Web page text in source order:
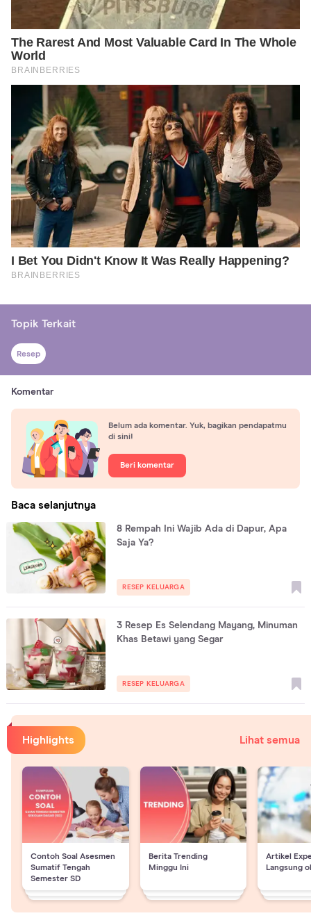
Topik Terkait
Resep
Komentar
Belum ada komentar. Yuk, bagikan pendapatmu
di sini!
Beri komentar
Baca selanjutnya
8 Rempah Ini Wajib Ada di Dapur, Apa
Saja Ya?
RESEP KELUARGA
3 Resep Es Selendang Mayang, Minuman
Khas Betawi yang Segar
RESEP KELUARGA
Highlights Lihat semua
Contoh Soal Asesmen
Sumatif Tengah
Semester SD
Berita Trending
Minggu Ini
Artikel
Langsung